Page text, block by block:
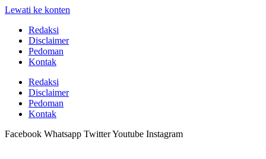
Lewati ke konten
Redaksi
Disclaimer
Pedoman
Kontak
Redaksi
Disclaimer
Pedoman
Kontak
Facebook Whatsapp TwitterYoutube Instagram